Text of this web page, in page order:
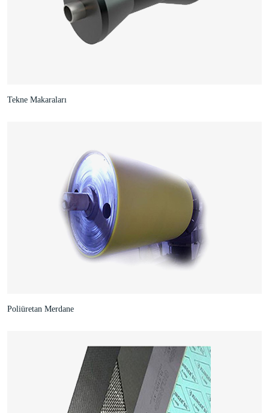
Tekne Makaraları
Poliüretan Merdane